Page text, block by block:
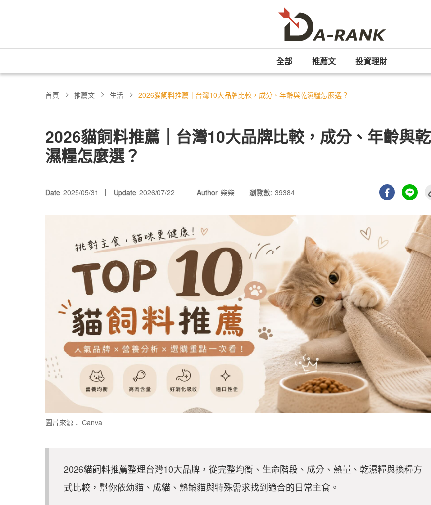
全部 推薦文 投資理財
首頁 推薦文 生活 2026貓飼料推薦｜台灣10大品牌比較，成分、年齡與乾濕糧怎麼選？
2026貓飼料推薦｜台灣10大品牌比較，成分、年齡與乾
濕糧怎麼選？
Date 2025/05/31 Update 2026/07/22 Author 柴柴 瀏覽數: 39384
圖片來源： Canva
2026貓飼料推薦整理台灣10大品牌，從完整均衡、生命階段、成分、熱量、乾濕糧與換糧方
式比較，幫你依幼貓、成貓、熟齡貓與特殊需求找到適合的日常主食。